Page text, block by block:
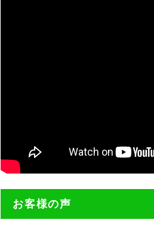
お客様の声